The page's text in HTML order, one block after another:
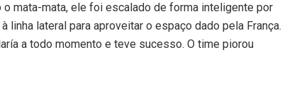
o mata-mata, ele foi escalado de forma inteligente por
linha lateral para aproveitar o espaço dado pela França.
a todo momento e teve sucesso. O time piorou